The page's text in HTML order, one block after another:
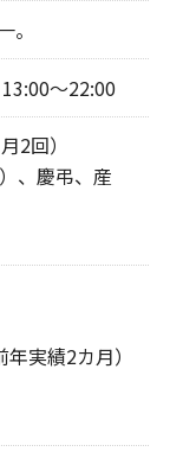
～22:00
2回）
、慶弔、産
実績2カ月）